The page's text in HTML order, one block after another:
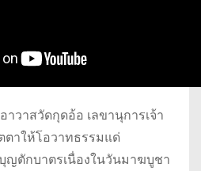
วาสวัดกุดอ้อ เลขานุการเจ้า
าให้โอวาทธรรมแด่
ตักบาตรเนื่องในวันมาฆบูชา